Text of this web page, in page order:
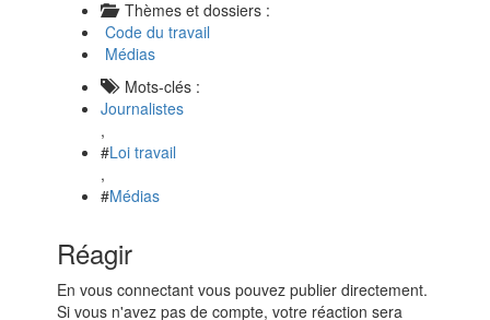
Thèmes et dossiers :
Code du travail
Médias
Mots-clés :
Journalistes
,
#Loi travail
,
#Médias
Réagir
En vous connectant vous pouvez publier directement.
Si vous n'avez pas de compte, votre réaction sera